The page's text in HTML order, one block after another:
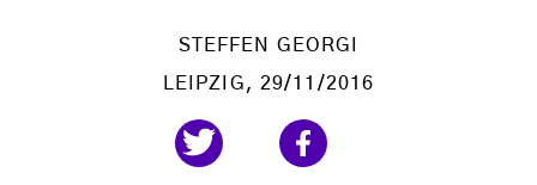
STEFFEN GEORGI
LEIPZIG , 29/11/2016